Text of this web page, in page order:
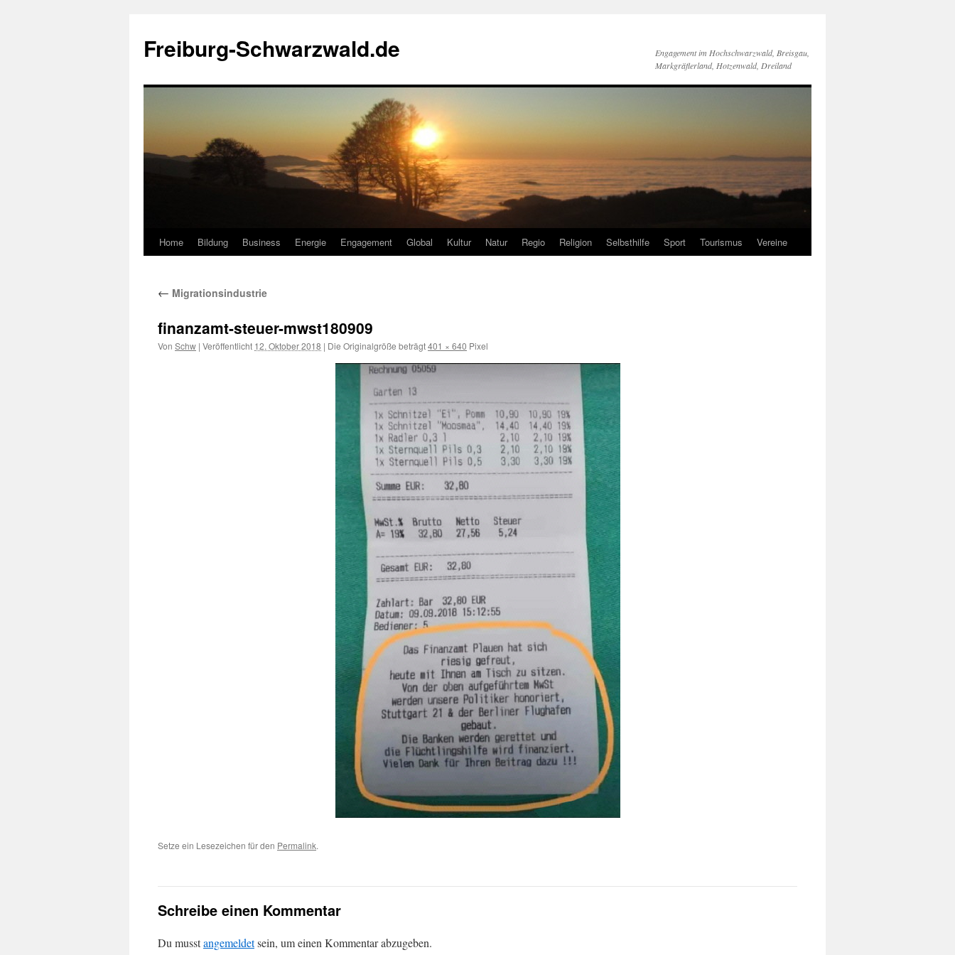
springen
Freiburg-Schwarzwald.de
Engagement im Hochschwarzwald, Breisgau,
Markgräflerland, Hotzenwald, Dreiland
Home Bildung Business Energie Engagement Global Kultur Natur Regio Religion Selbsthilfe Sport Tourismus Vereine
← Migrationsindustrie
finanzamt-steuer-mwst180909
Von Schw | Veröffentlicht 12. Oktober 2018 | Die Originalgröße beträgt401 × 640 Pixel
Setze ein Lesezeichen für den Permalink.
Schreibe einen Kommentar
Du musstangemeldetsein, um einen Kommentar abzugeben.